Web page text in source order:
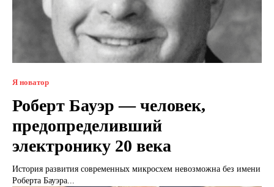
Я новатор
Роберт Бауэр — человек,
предопределивший
электронику 20 века
История развития современных микросхем невозможна без имени
Роберта Бауэра...